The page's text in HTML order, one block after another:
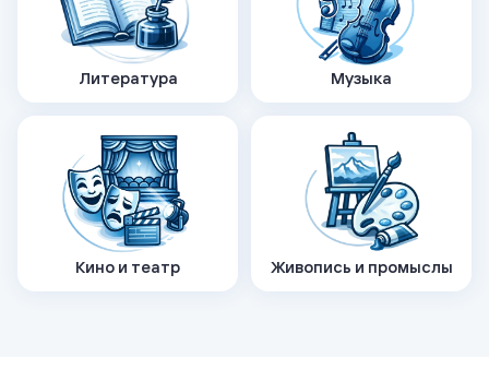
Литература Музыка
Кино и театр Живопись и промыслы